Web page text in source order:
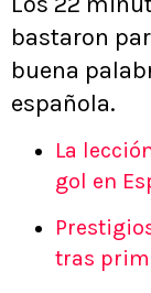
bastaron
buena
española.
La
gol en
tras